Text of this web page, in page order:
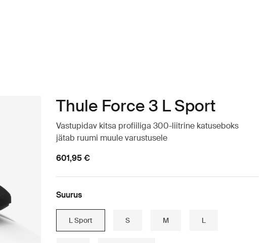
Thule Force 3 L Sport
Vastupidav kitsa profiiliga 300-liitrine katuseboks
jätab ruumi muule varustusele
601,95 €
Suurus
L Sport S M L